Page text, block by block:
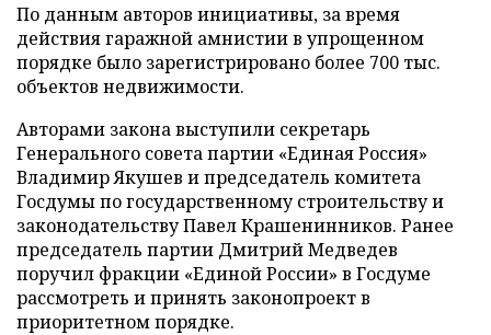
По данным авторов инициативы, за время
действия гаражной амнистии в упрощенном
порядке было зарегистрировано более 700 тыс.
объектов недвижимости.
Авторами закона выступили секретарь
Генерального совета партии «Единая Россия»
Владимир Якушев и председатель комитета
Госдумы по государственному строительству и
законодательству Павел Крашенинников. Ранее
председатель партии Дмитрий Медведев
поручил фракции «Единой России» в Госдуме
рассмотреть и принять законопроект в
приоритетном порядке.